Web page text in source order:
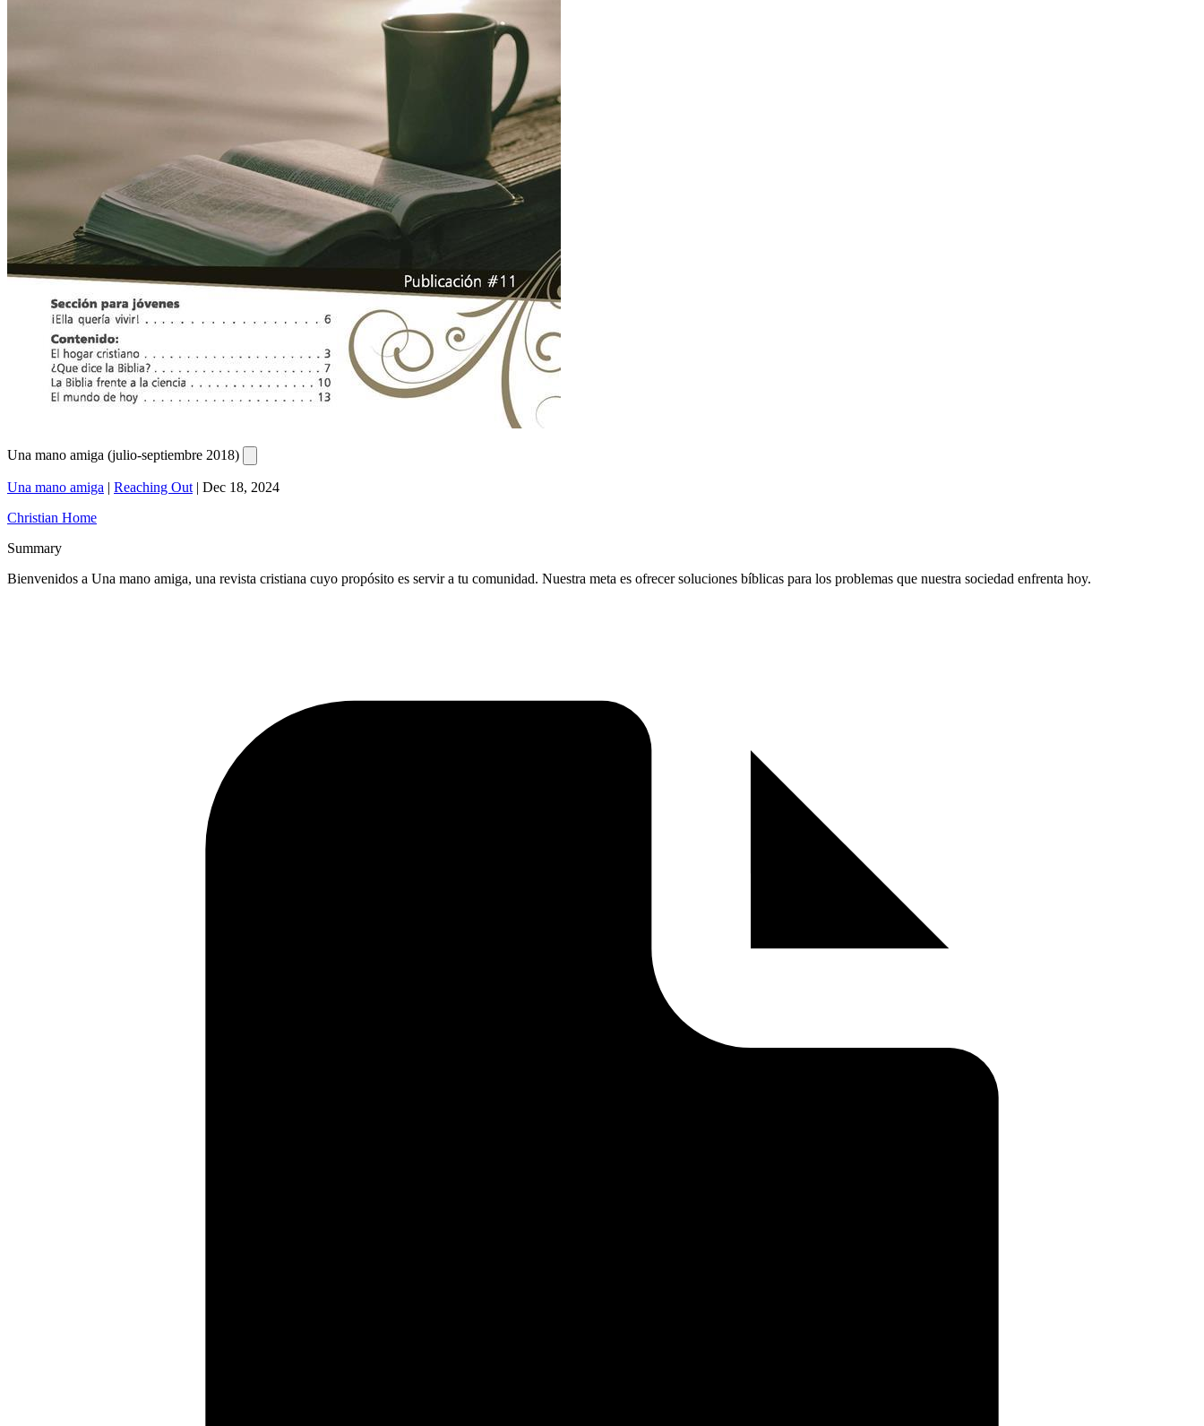
Una mano amiga (julio-septiembre 2018)
Una mano amiga | Reaching Out | Dec 18, 2024
Christian Home
Summary
Bienvenidos a Una mano amiga, una revista cristiana cuyo propósito es servir a tu comunidad. Nuestra meta es ofrecer soluciones bíblicas para los problemas que nuestra sociedad enfrenta hoy.